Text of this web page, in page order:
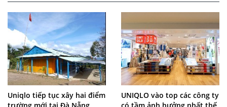
Uniqlo tiếp tục xây hai điểm
UNIQLO vào top các công ty